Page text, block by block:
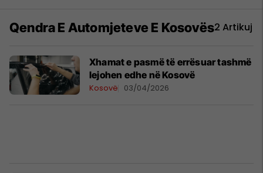
Qendra E Automjeteve E Kosovës2 Artikuj
Xhamat e pasmë të errësuar tashmë
lejohen edhe në Kosovë
Kosovë 03/04/2026